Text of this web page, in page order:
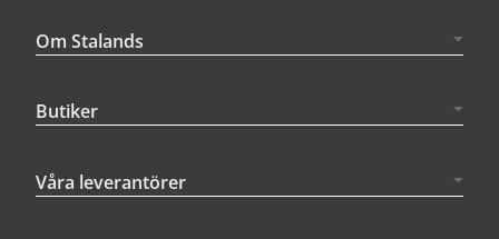
Om Stalands
Butiker
Våra leverantörer